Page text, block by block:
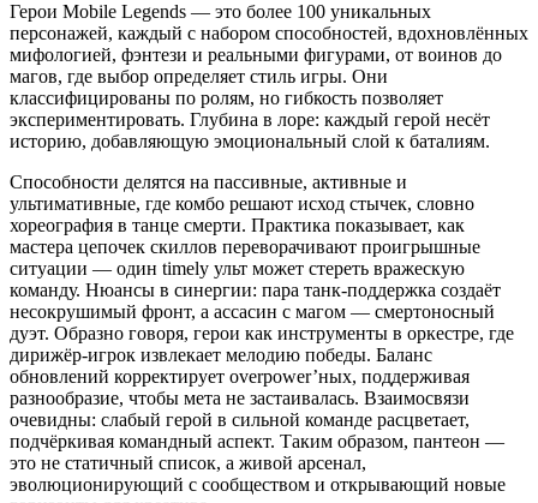
Герои Mobile Legends — это более 100 уникальных
персонажей, каждый с набором способностей, вдохновлённых
мифологией, фэнтези и реальными фигурами, от воинов до
магов, где выбор определяет стиль игры. Они
классифицированы по ролям, но гибкость позволяет
экспериментировать. Глубина в лоре: каждый герой несёт
историю, добавляющую эмоциональный слой к баталиям.
Способности делятся на пассивные, активные и
ультимативные, где комбо решают исход стычек, словно
хореография в танце смерти. Практика показывает, как
мастера цепочек скиллов переворачивают проигрышные
ситуации — один timely ульт может стереть вражескую
команду. Нюансы в синергии: пара танк-поддержка создаёт
несокрушимый фронт, а ассасин с магом — смертоносный
дуэт. Образно говоря, герои как инструменты в оркестре, где
дирижёр-игрок извлекает мелодию победы. Баланс
обновлений корректирует overpower’ных, поддерживая
разнообразие, чтобы мета не застаивалась. Взаимосвязи
очевидны: слабый герой в сильной команде расцветает,
подчёркивая командный аспект. Таким образом, пантеон —
это не статичный список, а живой арсенал,
эволюционирующий с сообществом и открывающий новые